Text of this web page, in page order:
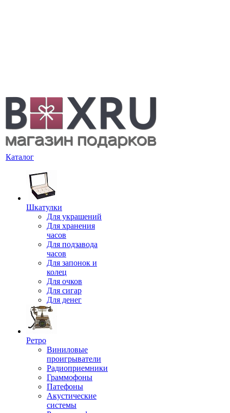
Каталог
Шкатулки
Для украшений
Для хранения
часов
Для подзавода
часов
Для запонок и
колец
Для очков
Для сигар
Для денег
Ретро
Виниловые
проигрыватели
Радиоприемники
Граммофоны
Патефоны
Акустические
системы